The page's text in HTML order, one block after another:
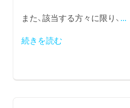
また、該当する方々に限り、 ...
続きを読む